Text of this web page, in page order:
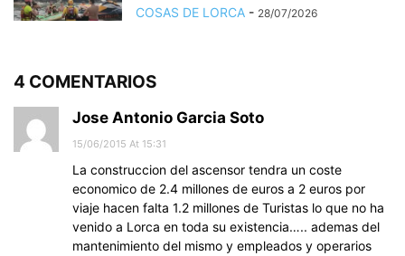
COSAS DE LORCA - 28/07/2026
4 COMENTARIOS
Jose Antonio Garcia Soto
15/06/2015 At 15:31
La construccion del ascensor tendra un coste
economico de 2.4 millones de euros a 2 euros por
viaje hacen falta 1.2 millones de Turistas lo que no ha
venido a Lorca en toda su existencia….. ademas del
mantenimiento del mismo y empleados y operarios